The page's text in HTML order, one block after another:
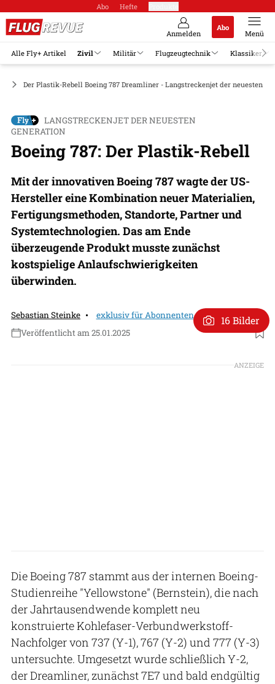
Abo Hefte
Anmelden
Abo
Menü
Alle Fly+ Artikel Zivil Militär Flugzeugtechnik Klassiker
Der Plastik-Rebell Boeing 787 Dreamliner - Langstreckenjet der neuesten
LANGSTRECKENJET DER NEUESTEN
GENERATION
Boeing 787: Der Plastik-Rebell
Mit der innovativen Boeing 787 wagte der US-
Hersteller eine Kombination neuer Materialien,
Fertigungsmethoden, Standorte, Partner und
Systemtechnologien. Das am Ende
überzeugende Produkt musste zunächst
kostspielige Anlaufschwierigkeiten
überwinden.
Sebastian Steinke
exklusiv für Abonnenten
Veröffentlicht am 25.01.2025
Foto: Boeing
16 Bilder
ANZEIGE
Die Boeing 787 stammt aus der internen Boeing-
Studienreihe "Yellowstone" (Bernstein), die nach
der Jahrtausendwende komplett neu
konstruierte Kohlefaser-Verbundwerkstoff-
Nachfolger von 737 (Y-1), 767 (Y-2) und 777 (Y-3)
untersuchte. Umgesetzt wurde schließlich Y-2,
der Dreamliner, zunächst 7E7 und bald endgültig